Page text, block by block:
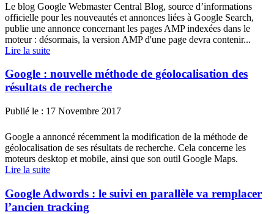
Le blog Google Webmaster Central Blog, source d’informations
officielle pour les nouveautés et annonces liées à Google Search,
publie une annonce concernant les pages AMP indexées dans le
moteur : désormais, la version AMP d'une page devra contenir...
Lire la suite
Google : nouvelle méthode de géolocalisation des
résultats de recherche
Publié le : 17 Novembre 2017
Google a annoncé récemment la modification de la méthode de
géolocalisation de ses résultats de recherche. Cela concerne les
moteurs desktop et mobile, ainsi que son outil Google Maps.
Lire la suite
Google Adwords : le suivi en parallèle va remplacer
l’ancien tracking